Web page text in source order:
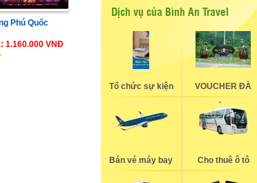
Phú Quốc
1.160.000 VNĐ
Dịch vụ của Bình An Travel
Tổ chức sự kiện VOUCHER ĐÀ
NẴNG
Bán vé máy bay Cho thuê ô tô